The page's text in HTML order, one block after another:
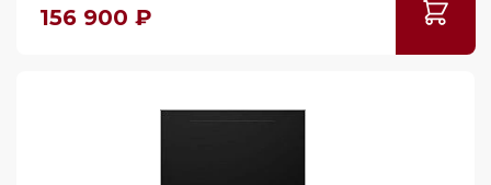
156 900 ₽